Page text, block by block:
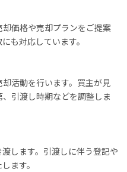
価格や売却プランをご提案
も対応しています。
活動を行います。買主が見
引渡し時期などを調整しま
します。引渡しに伴う登記や
ます。